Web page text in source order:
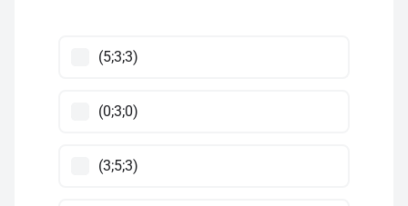
(5;3;3)
(0;3;0)
(3;5;3)